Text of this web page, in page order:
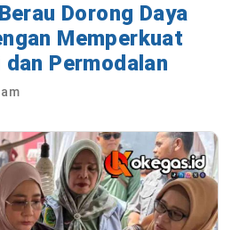
Dorong Daya
Memperkuat
Permodalan